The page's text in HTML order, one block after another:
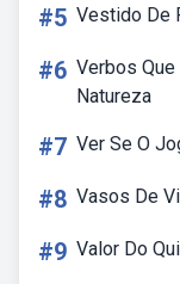
#5 Vestido De
#6 Verbos Que
Natureza
#7 Ver Se O
#8 Vasos De
#9 Valor Do